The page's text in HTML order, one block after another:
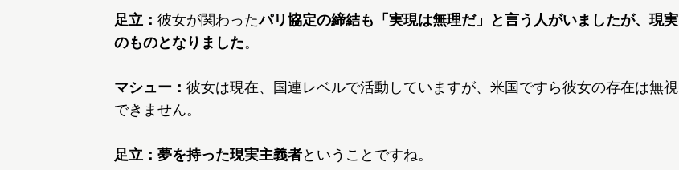
足立： 彼女が関わったパリ協定の締結も「実現は無理だ」と言う人がいましたが、現実
のものとなりました。
マシュー： 彼女は現在、国連レベルで活動していますが、米国ですら彼女の存在は無視
できません。
足立： 夢を持った現実主義者ということですね。